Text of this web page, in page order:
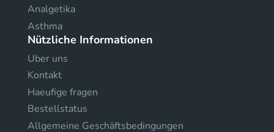
Analgetika
Asthma
Nützliche Informationen
Uber uns
Kontakt
Haeufige fragen
Bestellstatus
Allgemeine Geschäftsbedingungen